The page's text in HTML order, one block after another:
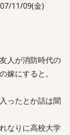
11/09(金)
人が消防時代の
嫁にすると。
ったとか話は聞
なりに高校大学